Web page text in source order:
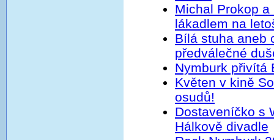
Michal Prokop
lákadlem na
Bílá stuha aneb
předválečné
Nymburk přivítá
Květen v kině
osudů!
Dostaveníčko s
Hálkově divadle